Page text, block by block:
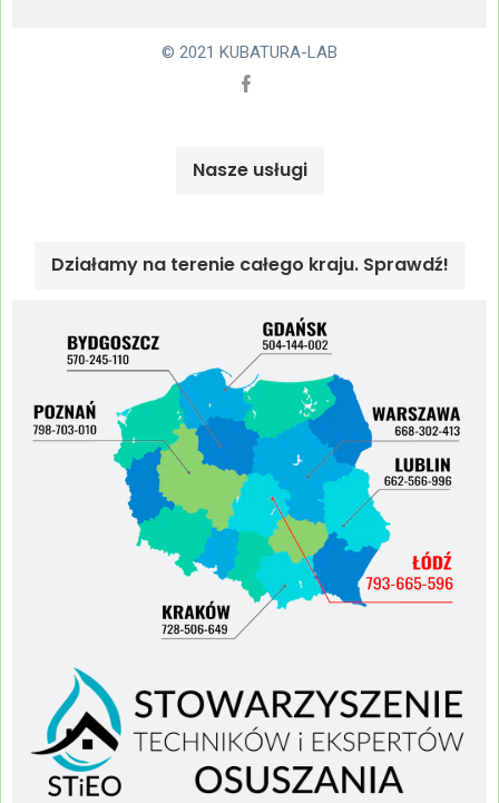
© 2021 KUBATURA-LAB
Nasze usługi
Działamy na terenie całego kraju. Sprawdź!